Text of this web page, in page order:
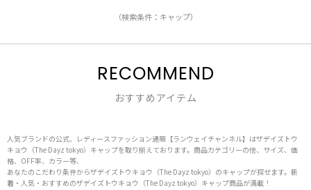
（検索条件：キャップ）
RECOMMEND
おすすめアイテム
人気ブランドの公式、レディースファッション通販【ランウェイチャンネル】はザデイズトウ
キョウ（The Dayz tokyo）キャップを取り揃えております。商品カテゴリーの他、サイズ、価
格、OFF率、カラー等、
あなたのこだわり条件からザデイズトウキョウ（The Dayz tokyo）のキャップが探せます。新
着・人気・おすすめのザデイズトウキョウ（The Dayz tokyo）キャップ商品が満載！